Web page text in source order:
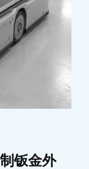
钣金外